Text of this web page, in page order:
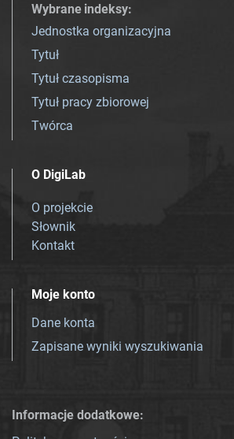
Wybrane indeksy:
Jednostka organizacyjna
Tytuł
Tytuł czasopisma
Tytuł pracy zbiorowej
Twórca
O DigiLab
O projekcie
Słownik
Kontakt
Moje konto
Dane konta
Zapisane wyniki wyszukiwania
Informacje dodatkowe: